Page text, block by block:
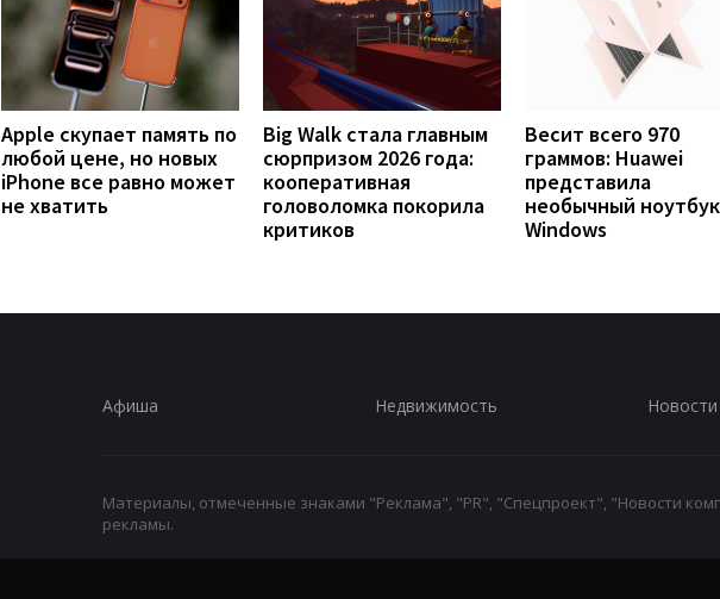
Apple скупает память по
любой цене, но новых
iPhone все равно может
не хватить
Big Walk стала главным
сюрпризом 2026 года:
кооперативная
головоломка покорила
критиков
Весит всего 970
граммов: Huawei
представила
необычный
Windows
Афиша Недвижимость Новости
Материалы, отмеченные знаками "Реклама", "PR", "Спецпроект", "Новости
рекламы.